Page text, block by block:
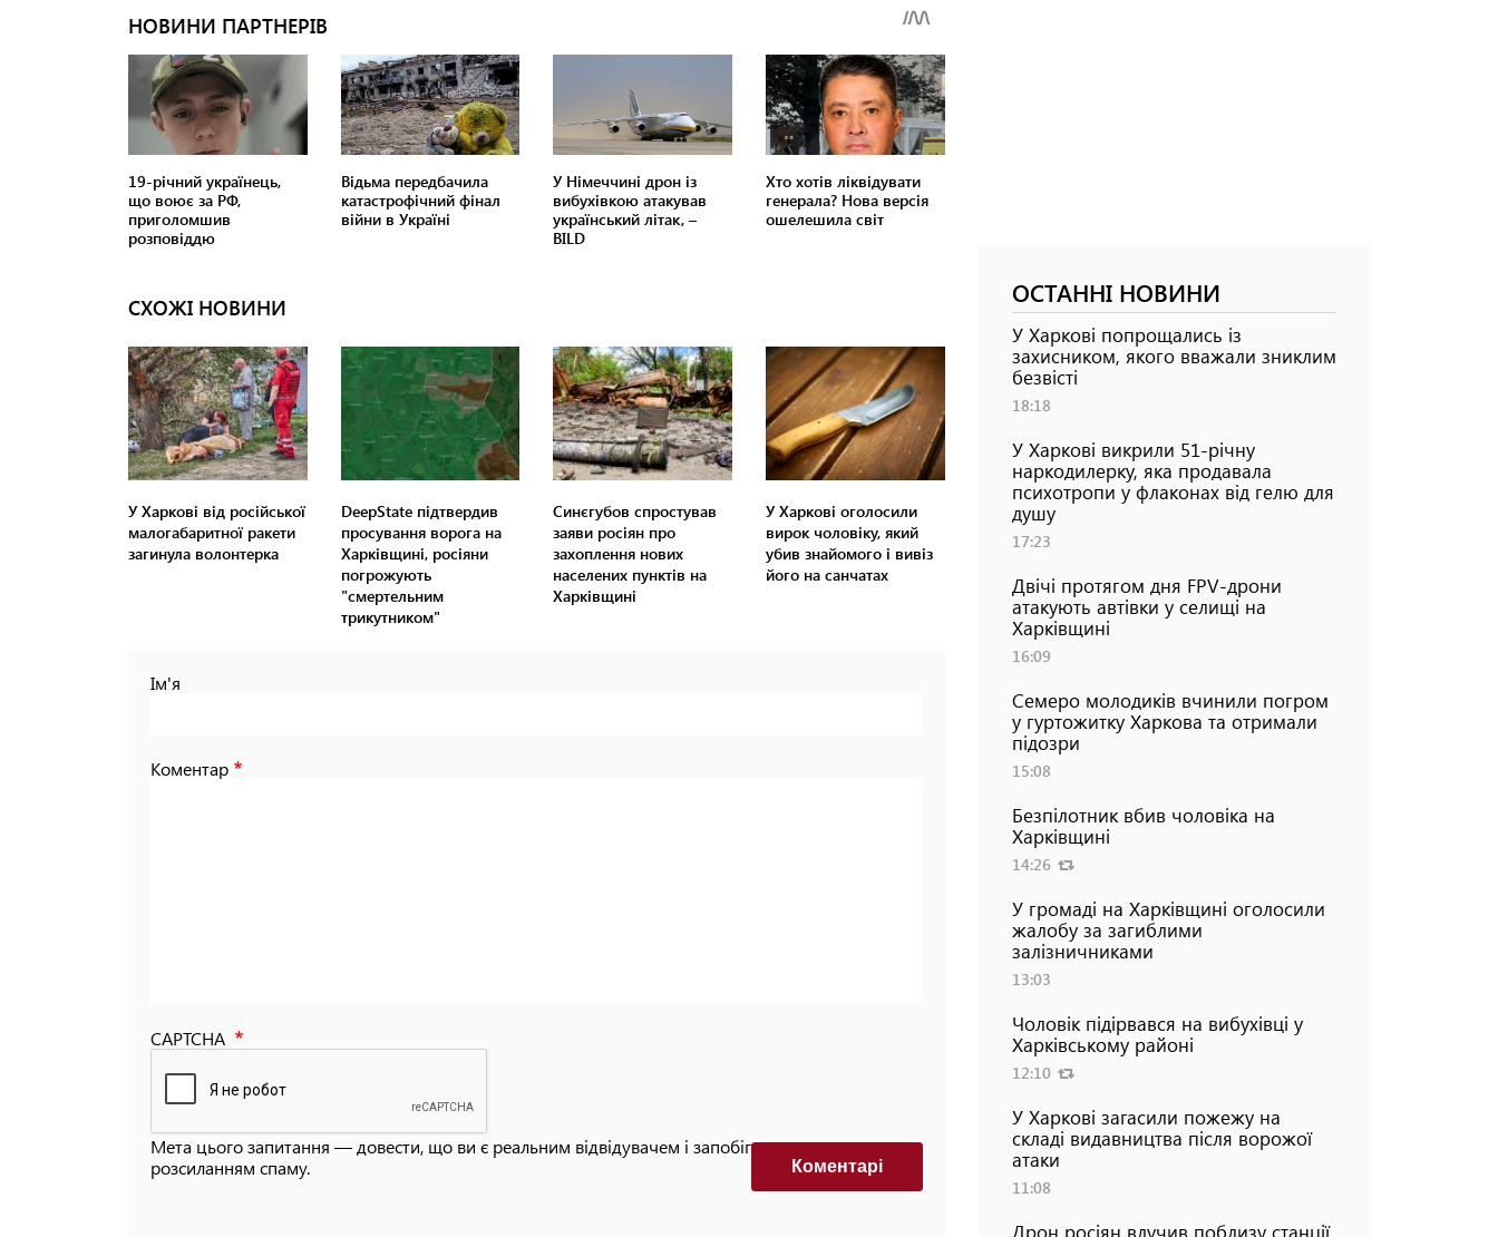
СХОЖІ НОВИНИ
У Харкові від російської
малогабаритної ракети
загинула волонтерка
DeepState підтвердив
просування ворога на
Харківщині, росіяни
погрожують
"смертельним
трикутником"
Синєгубов спростував
заяви росіян про
захоплення нових
населених пунктів на
Харківщині
У Харкові оголосили
вирок чоловіку, який
убив знайомого і вивіз
його на санчатах
Ім'я
Коментар
CAPTCHA
Мета цього запитання — довести, що ви є реальним відвідувачем і запобігти автоматизованим
розсиланням спаму.
Коментарi
ОСТАННІ НОВИНИ
У Харкові попрощались із
захисником, якого вважали зниклим
безвісті
18:18
У Харкові викрили 51-річну
наркодилерку, яка продавала
психотропи у флаконах від гелю для
душу
17:23
Двічі протягом дня FPV-дрони
атакують автівки у селищі на
Харківщині
16:09
Семеро молодиків вчинили погром
у гуртожитку Харкова та отримали
підозри
15:08
Безпілотник вбив чоловіка на
Харківщині
14:26
У громаді на Харківщині оголосили
жалобу за загиблими
залізничниками
13:03
Чоловік підірвався на вибухівці у
Харківському районі
12:10
У Харкові загасили пожежу на
складі видавництва після ворожої
атаки
11:08
Дрон росіян влучив поблизу станції